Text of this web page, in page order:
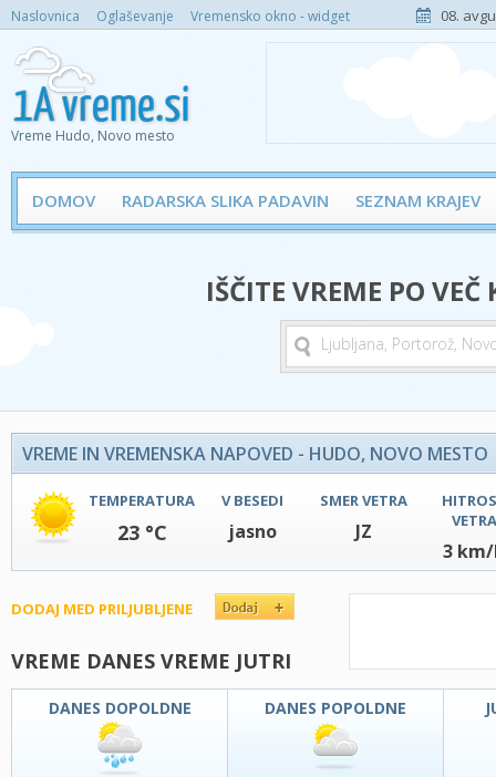
Naslovnica Oglaševanje Vremensko okno - widget 08.
Vreme Hudo, Novo mesto
DOMOV RADARSKA SLIKA PADAVIN SEZNAM KRAJEV
IŠČITE VREME PO
VREME IN VREMENSKA NAPOVED - HUDO, NOVO MESTO
TEMPERATURA
23 °C
V BESEDI
jasno
SMER VETRA
JZ
VETRA
3
DODAJ MED PRILJUBLJENE
VREME DANES VREME JUTRI
DANES DOPOLDNE DANES POPOLDNE